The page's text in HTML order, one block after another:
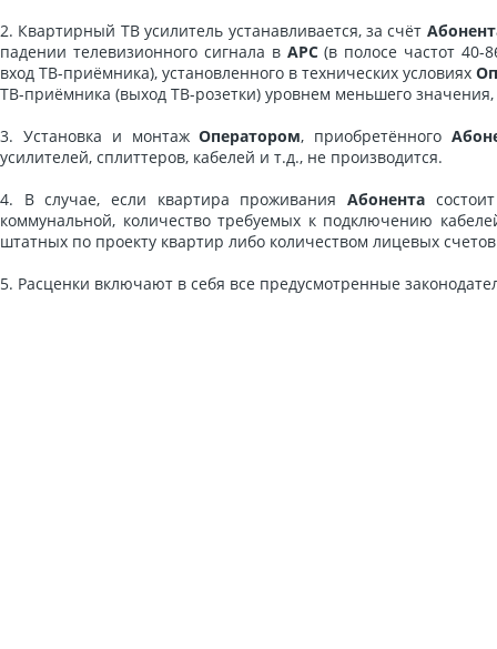
2. Квартирный ТВ усилитель устанавливается, за счёт
падении телевизионного сигнала в АРС(в полосе частот 40-
вход ТВ-приёмника), установленного в технических условиях
ТВ-приёмника (выход ТВ-розетки) уровнем меньшего
3. Установка и монтажОператором, приобретённого
усилителей, сплиттеров, кабелей и т.д., не производится.
4. В случае, если квартира проживанияАбонента
коммунальной, количество требуемых к подключению
штатных по проекту квартир либо количеством лицевых
5. Расценки включают в себя все предусмотренные